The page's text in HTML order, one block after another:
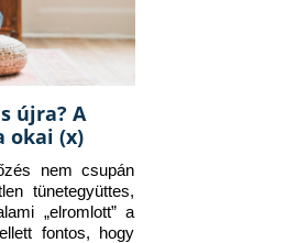
újra? A
okai (x)
nem csupán
tünetegyüttes,
„elromlott” a
fontos, hogy